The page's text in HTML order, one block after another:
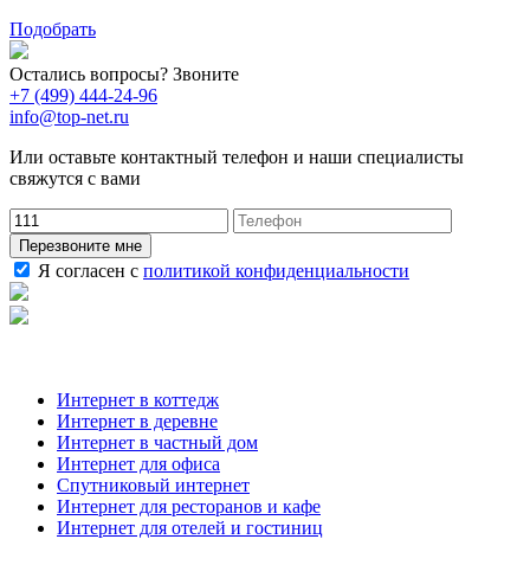
Подобрать
Остались вопросы? Звоните
+7 (499) 444-24-96
info@top-net.ru
Или оставьте контактный телефон и наши специалисты
свяжутся с вами
Перезвоните мне
Я согласен с политикой конфиденциальности
Интернет в коттедж
Интернет в деревне
Интернет в частный дом
Интернет для офиса
Спутниковый интернет
Интернет для ресторанов и кафе
Интернет для отелей и гостиниц